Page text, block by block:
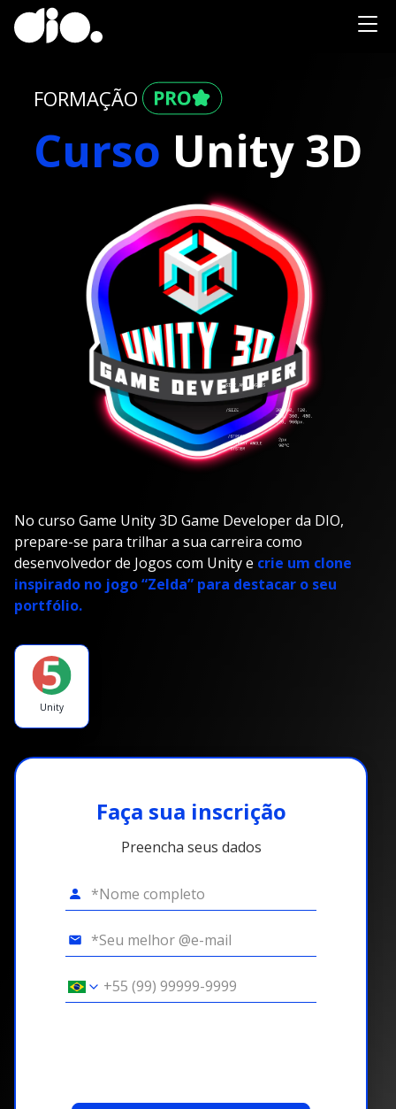
FORMAÇÃO
Curso Unity 3D
No curso Game Unity 3D Game Developer da DIO,
prepare-se para trilhar a sua carreira como
desenvolvedor de Jogos com Unity e crie um clone
inspirado no jogo “Zelda” para destacar o seu
portfólio.
Unity
Faça sua inscrição
Preencha seus dados